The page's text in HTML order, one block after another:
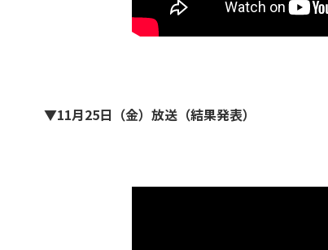
▼11月25日（金）放送（結果発表）